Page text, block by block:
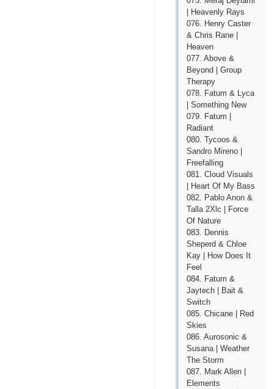
| Heavenly Rays
076. Henry Caster
& Chris Rane |
Heaven
077. Above &
Beyond | Group
Therapy
078. Fatum & Lyca
| Something New
079. Fatum |
Radiant
080. Tycoos &
Sandro Mireno |
Freefalling
081. Cloud Visuals
| Heart Of My Bass
082. Pablo Anon &
Talla 2Xlc | Force
Of Nature
083. Dennis
Sheperd & Chloe
Kay | How Does It
Feel
084. Fatum &
Jaytech | Bait &
Switch
085. Chicane | Red
Skies
086. Aurosonic &
Susana | Weather
The Storm
087. Mark Allen |
Elements